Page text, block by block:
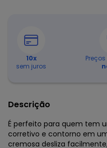
10x
sem juros
Preços
Descrição
É perfeito para quem tem
corretivo e contorno em
cremosa desliza